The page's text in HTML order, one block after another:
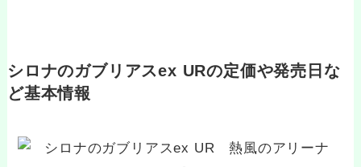
シロナのガブリアスex URの定価や発売日な
ど基本情報